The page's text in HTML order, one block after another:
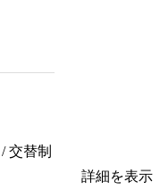
交替制
詳細を表示